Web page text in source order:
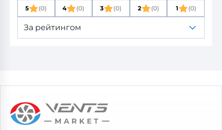
5 (0) 4 (0) 3 (0) 2 (0) 1 (0)
За рейтингом